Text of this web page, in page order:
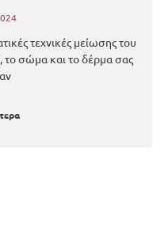
τεχνικές μείωσης του
το σώμα και το δέρμα σας